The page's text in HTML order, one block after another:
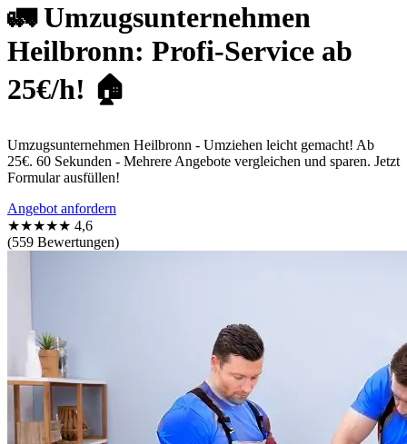
🚛 Umzugsunternehmen
Heilbronn: Profi-Service ab
25€/h! 🏠
Umzugsunternehmen Heilbronn - Umziehen leicht gemacht! Ab
25€. 60 Sekunden - Mehrere Angebote vergleichen und sparen. Jetzt
Formular ausfüllen!
Angebot anfordern
★★★★★ 4,6
(559 Bewertungen)